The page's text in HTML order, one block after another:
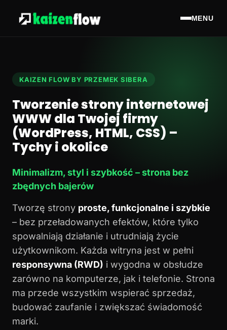
MENU
KAIZEN FLOW BY PRZEMEK SIBERA
Tworzenie strony internetowej
WWW dla Twojej firmy
(WordPress, HTML, CSS) –
Tychy i okolice
Minimalizm, styl i szybkość – strona bez
zbędnych bajerów
Tworzę strony proste, funkcjonalne i szybkie
– bez przeładowanych efektów, które tylko
spowalniają działanie i utrudniają życie
użytkownikom. Każda witryna jest w pełni
responsywna (RWD) i wygodna w obsłudze
zarówno na komputerze, jak i telefonie. Strona
ma przede wszystkim wspierać sprzedaż,
budować zaufanie i zwiększać świadomość
marki.